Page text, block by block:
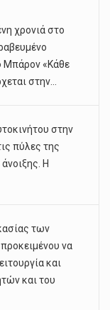
χρονιά στο
Μπάρον «Κάθε
στην...
στην
πύλες της
Η
των
να
και
και του